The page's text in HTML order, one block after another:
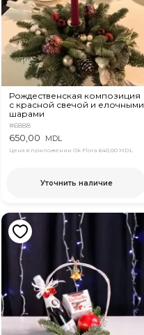
Рождественская композиция
с красной свечой и елочными
шарами
#6888
650,00 MDL
Цена в приложении Ok Flora 640,00 MDL
Уточнить наличие